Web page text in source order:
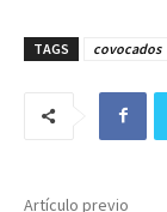
TAGS covocados
Artículo previo